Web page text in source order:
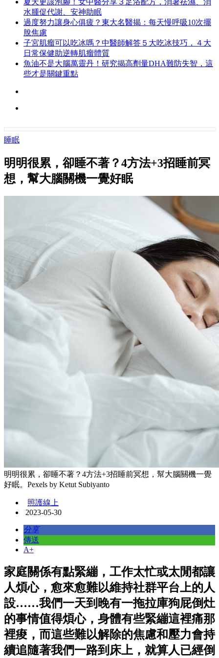
水腫促代謝、安神助眠
過度努力讓身心俱疲？東大名醫揭：每天慢呼吸10次擺
脫焦慮
子宮肌瘤可以吃冰嗎？中醫師解答５大吃冰技巧，４大
日常保健助逆轉肌瘤體質
魚油不是大腦萬靈丹！研究揭高劑量DHA難防失智，這
些才是關鍵重點
睡眠
明明很累，卻睡不著？4方法+3招睡前冥
想，幫大腦關機一覺好眠
明明很累，卻睡不著？4方法+3招睡前冥想，幫大腦關機一覺
好眠。Pexels by Ketut Subiyanto
照護線上
2023-05-30
分享
傳送
A+
家庭關係有點緊繃，工作太忙或太閒都讓
人煩心，愈來愈難以維持社群平台上的人
設……我們一天到晚有一拖拉庫狗屁倒灶
的事情值得煩心，身體有些緊繃這裡痛那
裡痠，而這些難以解除的焦慮和壓力會持
續追隨著我們一路到床上，就算人已經倒